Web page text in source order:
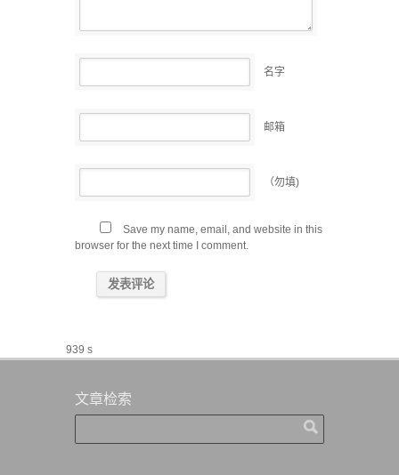
名字
邮箱
（勿填)
Save my name, email, and website in this
browser for the next time I comment.
939 s
文章检索